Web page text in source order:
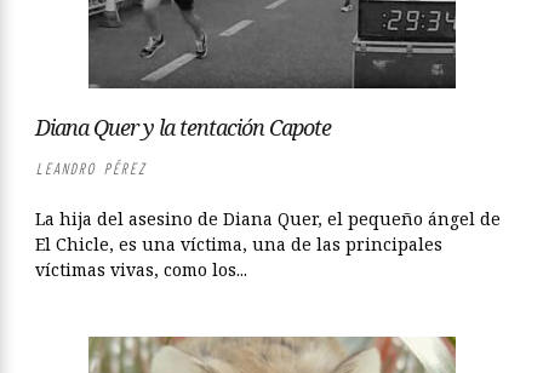
Diana Quer y la tentación Capote
LEANDRO PÉREZ
La hija del asesino de Diana Quer, el pequeño ángel de
El Chicle, es una víctima, una de las principales
víctimas vivas, como los...